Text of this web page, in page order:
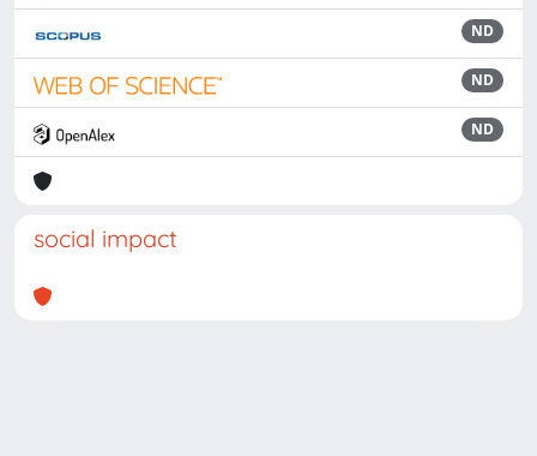
ND
ND
ND
social impact